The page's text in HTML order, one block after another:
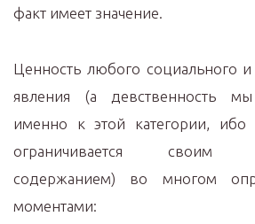
факт имеет значение.
Ценность любого социального и
явления (а девственность
именно к этой категории,
ограничивается своим
содержанием) во многом
моментами: